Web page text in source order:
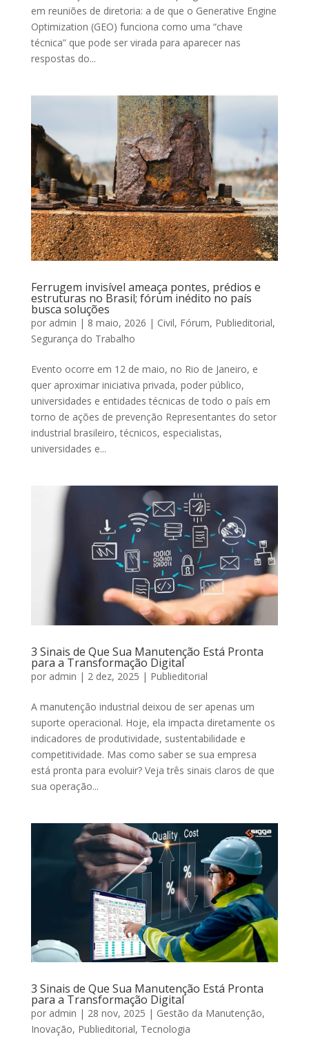
em reuniões de diretoria: a de que o Generative Engine
Optimization (GEO) funciona como uma “chave
técnica” que pode ser virada para aparecer nas
respostas do...
Ferrugem invisível ameaça pontes, prédios e
estruturas no Brasil; fórum inédito no país
busca soluções
por admin | 8 maio, 2026 | Civil, Fórum, Publieditorial,
Segurança do Trabalho
Evento ocorre em 12 de maio, no Rio de Janeiro, e
quer aproximar iniciativa privada, poder público,
universidades e entidades técnicas de todo o país em
torno de ações de prevenção Representantes do setor
industrial brasileiro, técnicos, especialistas,
universidades e...
3 Sinais de Que Sua Manutenção Está Pronta
para a Transformação Digital
por admin | 2 dez, 2025 | Publieditorial
A manutenção industrial deixou de ser apenas um
suporte operacional. Hoje, ela impacta diretamente os
indicadores de produtividade, sustentabilidade e
competitividade. Mas como saber se sua empresa
está pronta para evoluir? Veja três sinais claros de que
sua operação...
3 Sinais de Que Sua Manutenção Está Pronta
para a Transformação Digital
por admin | 28 nov, 2025 | Gestão da Manutenção,
Inovação, Publieditorial, Tecnologia